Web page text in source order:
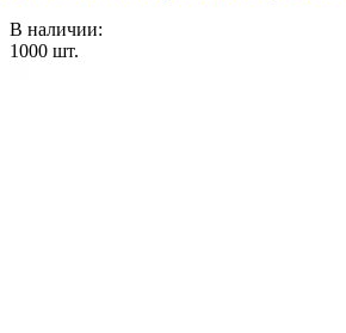
В наличии:
1000 шт.